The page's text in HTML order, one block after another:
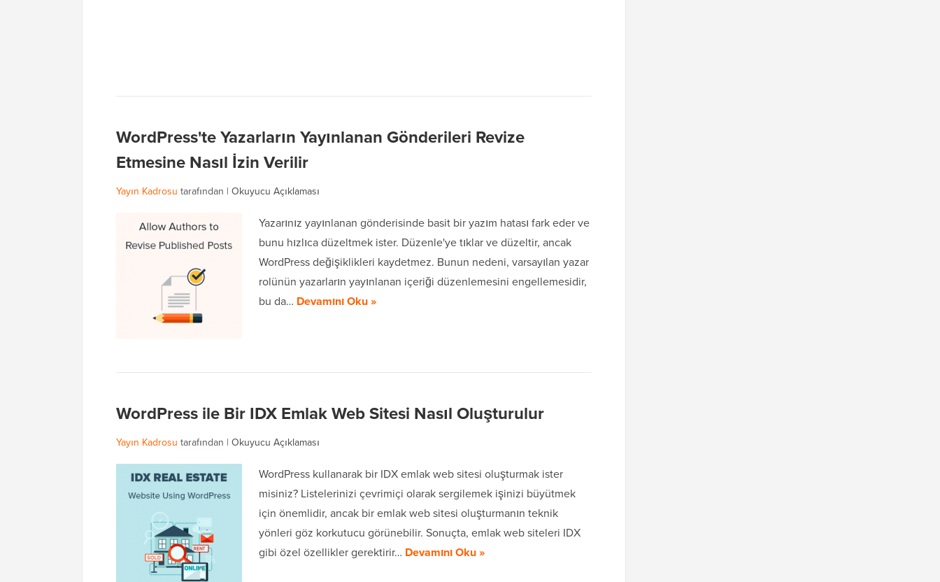
WordPress'te Yazarların Yayınlanan Gönderileri Revize
Etmesine Nasıl İzin Verilir
Yayın Kadrosu tarafından | Okuyucu Açıklaması
Yazarınız yayınlanan gönderisinde basit bir yazım hatası fark eder ve
bunu hızlıca düzeltmek ister. Düzenle'ye tıklar ve düzeltir, ancak
WordPress değişiklikleri kaydetmez. Bunun nedeni, varsayılan yazar
rolünün yazarların yayınlanan içeriği düzenlemesini engellemesidir,
bu da… Devamını Oku »
WordPress ile Bir IDX Emlak Web Sitesi Nasıl Oluşturulur
Yayın Kadrosu tarafından | Okuyucu Açıklaması
WordPress kullanarak bir IDX emlak web sitesi oluşturmak ister
misiniz? Listelerinizi çevrimiçi olarak sergilemek işinizi büyütmek
için önemlidir, ancak bir emlak web sitesi oluşturmanın teknik
yönleri göz korkutucu görünebilir. Sonuçta, emlak web siteleri IDX
gibi özel özellikler gerektirir… Devamını Oku »